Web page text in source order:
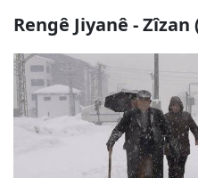
Rengê Jiyanê -